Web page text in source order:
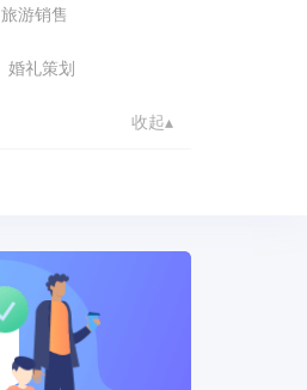
旅游销售
婚礼策划
收起▴